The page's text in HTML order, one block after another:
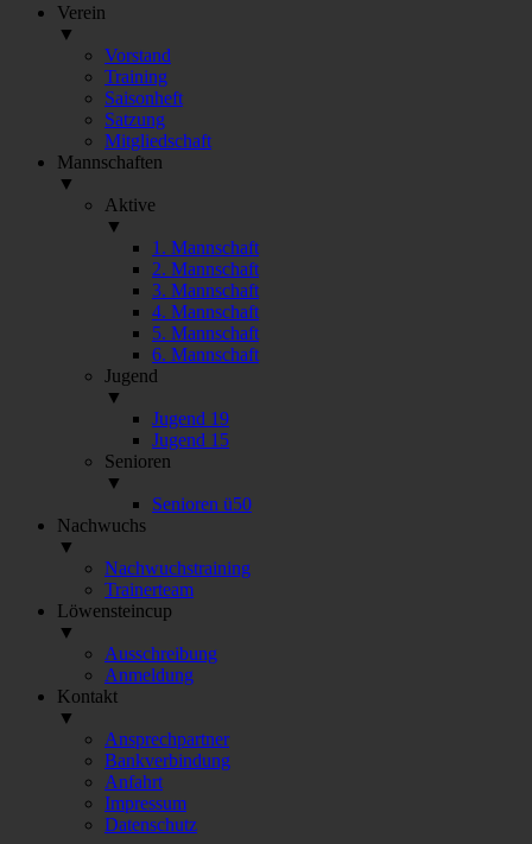
Verein
▼
Vorstand
Training
Saisonheft
Satzung
Mitgliedschaft
Mannschaften
▼
Aktive
▼
1. Mannschaft
2. Mannschaft
3. Mannschaft
4. Mannschaft
5. Mannschaft
6. Mannschaft
Jugend
▼
Jugend 19
Jugend 15
Senioren
▼
Senioren ü50
Nachwuchs
▼
Nachwuchstraining
Trainerteam
Löwensteincup
▼
Ausschreibung
Anmeldung
Kontakt
▼
Ansprechpartner
Bankverbindung
Anfahrt
Impressum
Datenschutz